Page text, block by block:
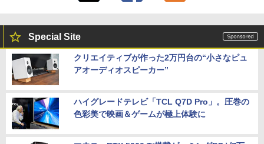
Special Site
クリエイティブが作った2万円台の“小さなピュ
アオーディオスピーカー”
ハイグレードテレビ「TCL Q7D Pro」。圧巻の
色彩美で映画＆ゲームが極上体験に